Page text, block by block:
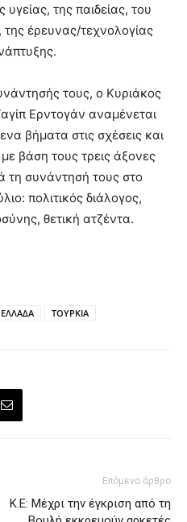
της παιδείας, του
της έρευνας/τεχνολογίας
τους, ο Κυριάκος
Ερντογάν αναμένεται
βήματα στις σχέσεις και
βάση τους τρεις άξονες
τη συνάντησή τους στο
πολιτικός διάλογος,
θετική ατζέντα.
ΕΛΛΑΔΑ ΤΟΥΡΚΙΑ
Επόμενο άρθρο
Κ.Ε: Μέχρι την έγκριση από τη